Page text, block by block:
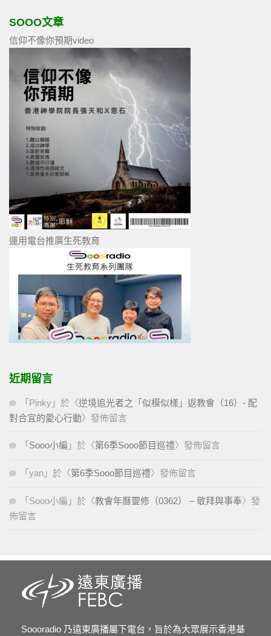
SOOO文章
信仰不像你預期video
運用電台推廣生死教育
近期留言
「 Pinky 」於〈逆境追光者之「似模似樣」返教會（16）- 配
對合宜的愛心行動〉發佈留言
「 Sooo小編 」於〈第6季Sooo節目巡禮〉發佈留言
「 yan 」於〈第6季Sooo節目巡禮〉發佈留言
「 Sooo小編 」於〈教會年曆靈修（0362） – 敬拜與事奉〉發
佈留言
Soooradio 乃遠東廣播屬下電台，旨於為大眾展示香港基